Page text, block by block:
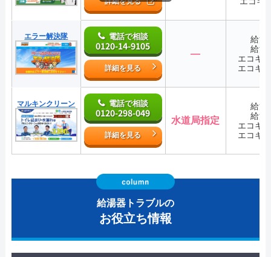
エラー解決隊 電話で相談
0120-14-9105
詳細を見る
―
給湯
給湯
エコキ
エコキ
マルキンクリーン 電話で相談
0120-298-049
詳細を見る
水道局指定
給湯
給湯
エコキ
エコキ
給湯器トラブルの
お役立ち情報